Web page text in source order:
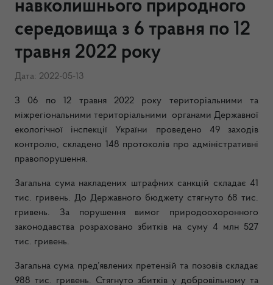
навколишнього природного
середовища з 6 травня по 12
травня 2022 року
Дата: 2022-05-13
З 06 по 12 травня 2022 року територіальними та
міжрегіональними територіальними органами Державної
екологічної інспекції України проведено 49 заходів
контролю, складено 148 протоколів про адміністративні
правопорушення.
Загальна сума накладених штрафних санкцій складає 41
тис. гривень. До Державного бюджету стягнуто 68 тис.
гривень. За порушення вимог природоохоронного
законодавства розраховано збитків на суму 4 млн 527
тис. гривень.
Загальна сума пред’явлених претензій та позовів складає
988 тис. гривень. Стягнуто збитків у добровільному та